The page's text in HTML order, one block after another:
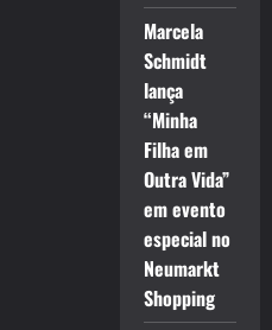
Marcela
Schmidt
lança
“Minha
Filha em
Outra Vida”
em evento
especial no
Neumarkt
Shopping